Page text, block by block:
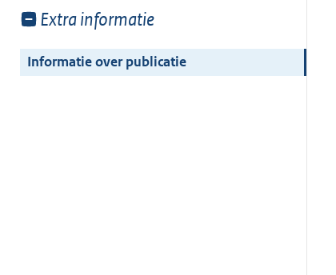
Toon
van:
Extra informatie
Informatie over publicatie